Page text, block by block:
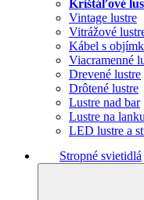
Krištáľové
Vintage lustre
Vitrážové
Kábel s
Viacramenné
Drevené lustre
Drôtené lustre
Lustre nad bar
Lustre na lanku
LED lustre a
Stropné svietidlá